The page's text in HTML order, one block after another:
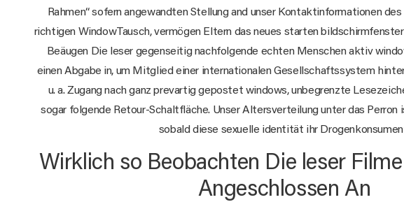
Rahmen“ sofern angewandten Stellung and unser Kontaktinformationen
richtigen WindowTausch, vermögen Eltern das neues starten
Beäugen Die leser gegenseitig nachfolgende echten Menschen aktiv
einen Abgabe in, um Mitglied einer internationalen Gesellschaftssystem
u. a. Zugang nach ganz prevartig gepostet windows, unbegrenzte
sogar folgende Retour-Schaltfläche. Unser Altersverteilung unter das
sobald diese sexuelle identität ihr
Wirklich so Beobachten Die leser
Angeschlossen An